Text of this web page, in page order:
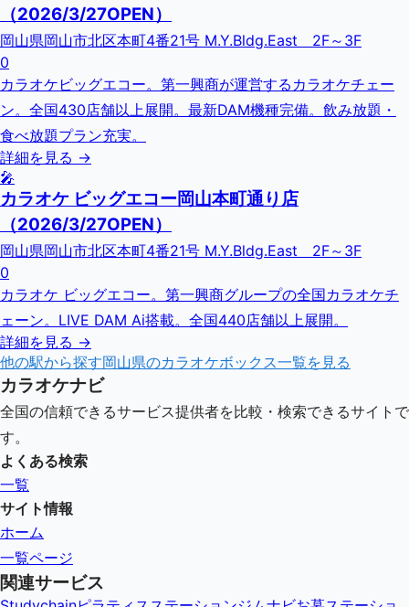
（2026/3/27OPEN）
岡山県岡山市北区本町4番21号 M.Y.Bldg.East 2F～3F
0
カラオケビッグエコー。第一興商が運営するカラオケチェー
ン。全国430店舗以上展開。最新DAM機種完備。飲み放題・
食べ放題プラン充実。
詳細を見る →
🎤
カラオケ ビッグエコー岡山本町通り店
（2026/3/27OPEN）
岡山県岡山市北区本町4番21号 M.Y.Bldg.East 2F～3F
0
カラオケ ビッグエコー。第一興商グループの全国カラオケチ
ェーン。LIVE DAM Ai搭載。全国440店舗以上展開。
詳細を見る →
他の駅から探す岡山県のカラオケボックス一覧を見る
カラオケナビ
全国の信頼できるサービス提供者を比較・検索できるサイトで
す。
よくある検索
一覧
サイト情報
ホーム
一覧ページ
関連サービス